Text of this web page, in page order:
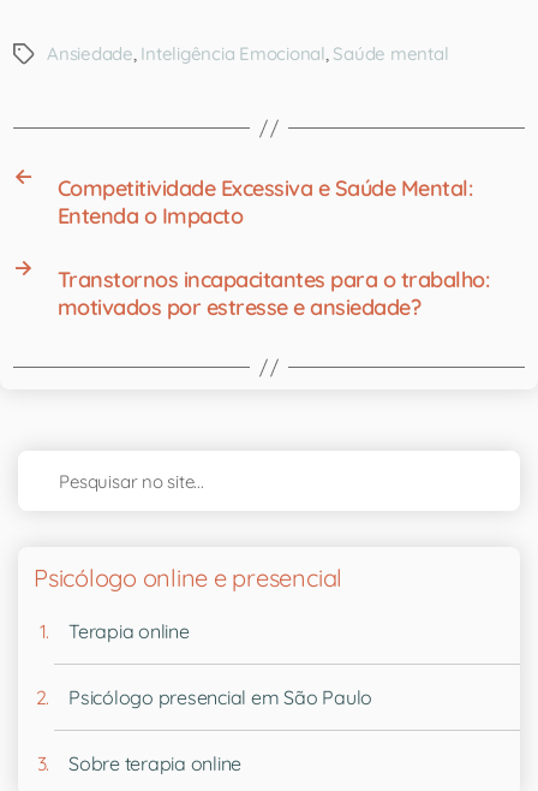
Ansiedade, Inteligência Emocional, Saúde mental
←
Competitividade Excessiva e Saúde Mental:
Entenda o Impacto
→
Transtornos incapacitantes para o trabalho:
motivados por estresse e ansiedade?
Psicólogo online e presencial
Terapia online
Psicólogo presencial em São Paulo
Sobre terapia online